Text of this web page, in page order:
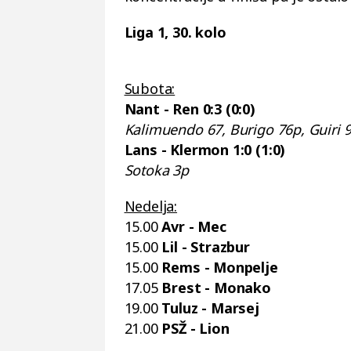
Liga 1, 30. kolo
Subota:
Nant - Ren 0:3 (0:0)
Kalimuendo 67, Burigo 76p, Guiri
Lans - Klermon 1:0 (1:0)
Sotoka 3p
Nedelja:
15.00Avr - Mec
15.00Lil - Strazbur
15.00Rems - Monpelje
17.05Brest - Monako
19.00Tuluz - Marsej
21.00PSŽ - Lion